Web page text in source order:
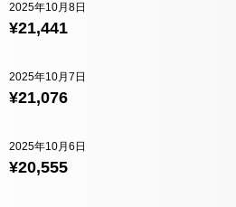
¥21,441
2025年10月8日
¥21,076
2025年10月7日
¥20,555
2025年10月6日